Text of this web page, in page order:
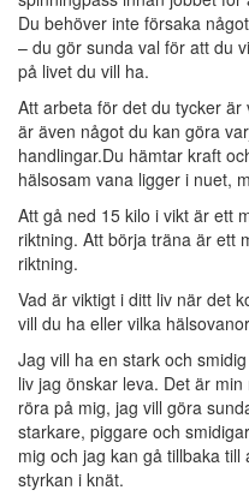
Du behöver inte försaka
– du gör sunda val för att du
på livet du vill ha.
Att arbeta för det du tycker
är även något du kan göra
handlingar.Du hämtar kraft
hälsosam vana ligger i nuet,
Att gå ned 15 kilo i vikt är ett
riktning. Att börja träna är ett
riktning.
Vad är viktigt i ditt liv när det
vill du ha eller vilka
Jag vill ha en stark och
liv jag önskar leva. Det är
röra på mig, jag vill göra
starkare, piggare och
mig och jag kan gå tillbaka
styrkan i knät.